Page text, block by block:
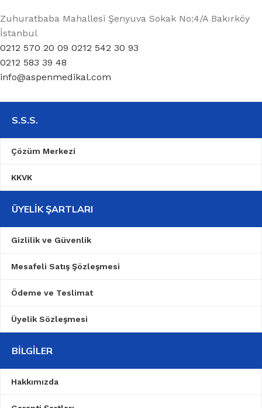
Zuhuratbaba Mahallesi Şenyuva Sokak No:4/A Bakırköy
İstanbul
0212 570 20 09 0212 542 30 93
0212 583 39 48
info@aspenmedikal.com
S.S.S.
Çözüm Merkezi
KKVK
ÜYELIK ŞARTLARI
Gizlilik ve Güvenlik
Mesafeli Satış Şözleşmesi
Ödeme ve Teslimat
Üyelik Sözleşmesi
BILGILER
Hakkımızda